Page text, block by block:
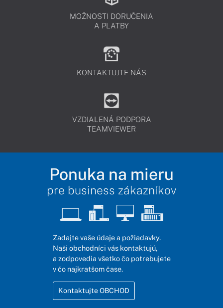
MOŽNOSTI DORUČENIA
A PLATBY
KONTAKTUJTE NÁS
VZDIALENÁ PODPORA
TEAMVIEWER
Ponuka na mieru
pre business zákazníkov
Zadajte vaše údaje a požiadavky.
Naši obchodníci vás kontaktujú,
a zodpovedia všetko čo potrebujete
v čo najkratšom čase.
Kontaktujte OBCHOD